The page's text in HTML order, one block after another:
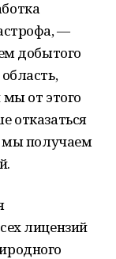
—
добытого
от этого
отказаться
мы получаем
лицензий